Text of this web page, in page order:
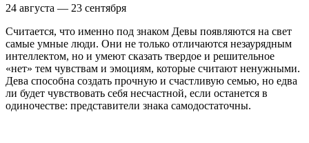
24 августа — 23 сентября
Считается, что именно под знаком Девы появляются на свет
самые умные люди. Они не только отличаются незаурядным
интеллектом, но и умеют сказать твердое и решительное
«нет» тем чувствам и эмоциям, которые считают ненужными.
Дева способна создать прочную и счастливую семью, но едва
ли будет чувствовать себя несчастной, если останется в
одиночестве: представители знака самодостаточны.